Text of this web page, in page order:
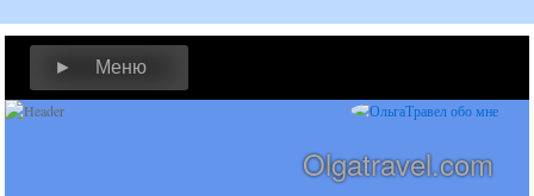
► Меню
Olgatravel.com